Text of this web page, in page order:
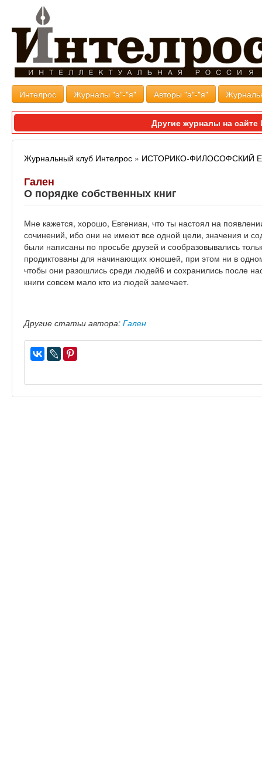
Интелрос Журналы "а"-"я" Авторы "а"-"я"
Другие журналы на
Журнальный клуб Интелрос » ИСТОРИКО-ФИЛОСОФСКИЙ
Гален
О порядке собственных книг
Мне кажется, хорошо, Евгениан, что ты настоял на
сочинений, ибо они не имеют все одной цели, значения и
были написаны по просьбе друзей и сообразовывались
продиктованы для начинающих юношей, при этом ни в
чтобы они разошлись среди людей6 и сохранились после
книги совсем мало кто из людей замечает.
Другие статьи автора: Гален